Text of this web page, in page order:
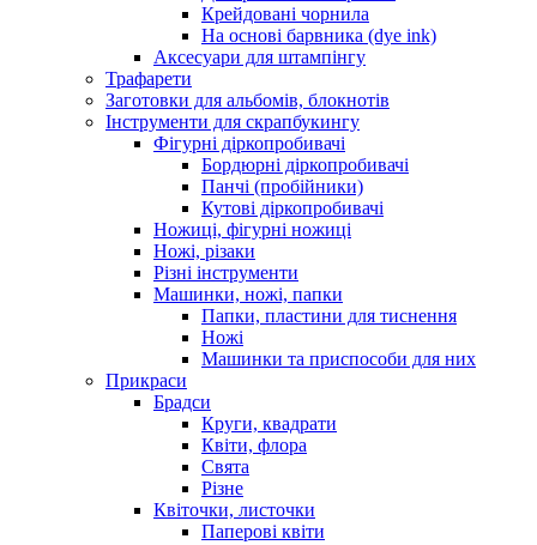
Крейдовані чорнила
На основі барвника (dye ink)
Аксесуари для штампінгу
Трафарети
Заготовки для альбомів, блокнотів
Інструменти для скрапбукингу
Фігурні діркопробивачі
Бордюрні діркопробивачі
Панчі (пробійники)
Кутові діркопробивачі
Ножиці, фігурні ножиці
Ножі, різаки
Різні інструменти
Машинки, ножі, папки
Папки, пластини для тиснення
Ножі
Машинки та приспособи для них
Прикраси
Брадси
Круги, квадрати
Квіти, флора
Свята
Різне
Квіточки, листочки
Паперові квіти